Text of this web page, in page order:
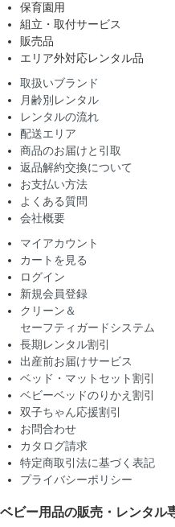
保育園用
組立・取付サービス
販売品
エリア外対応レンタル品
取扱いブランド
月齢別レンタル
レンタルの流れ
配送エリア
商品のお届けと引取
返品解約交換について
お支払い方法
よくある質問
会社概要
マイアカウント
カートを見る
ログイン
新規会員登録
クリーン＆
セーフティガードシステム
長期レンタル割引
出産前お届けサービス
ベッド・マットセット割引
ベビーベッドのりかえ割引
双子ちゃん応援割引
お問合わせ
カタログ請求
特定商取引法に基づく表記
プライバシーポリシー
ベビー用品の販売・レンタル